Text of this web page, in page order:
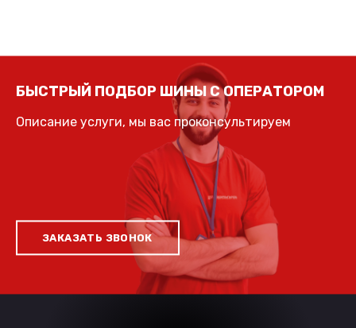
БЫСТРЫЙ ПОДБОР ШИНЫ С ОПЕРАТОРОМ
Описание услуги, мы вас проконсультируем
ЗАКАЗАТЬ ЗВОНОК